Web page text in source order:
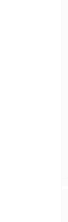
てくださ
通信によ